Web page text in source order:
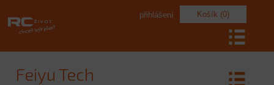
Košík (0)
přihlášení
Feiyu Tech